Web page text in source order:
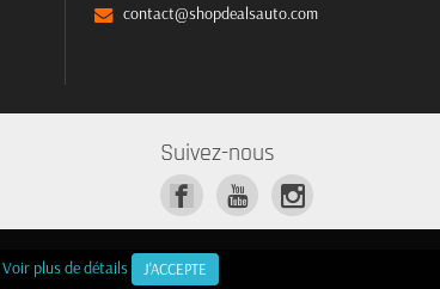
Voir plus de détails J'ACCEPTE
contact@shopdealsauto.com
Voir plus de détails J'ACCEPTE
Suivez-nous